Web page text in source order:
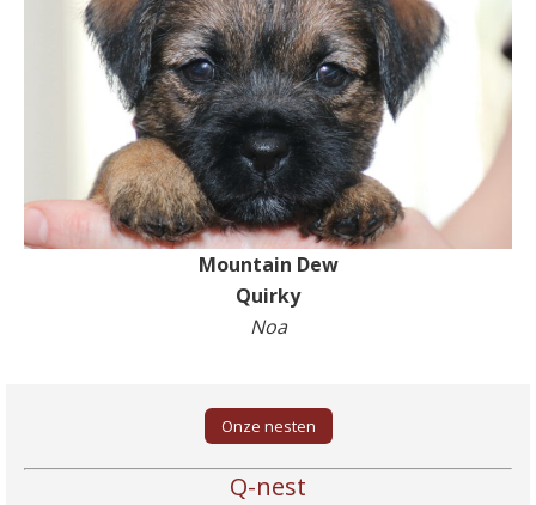
Mountain Dew
Quirky
Noa
Onze nesten
Q-nest